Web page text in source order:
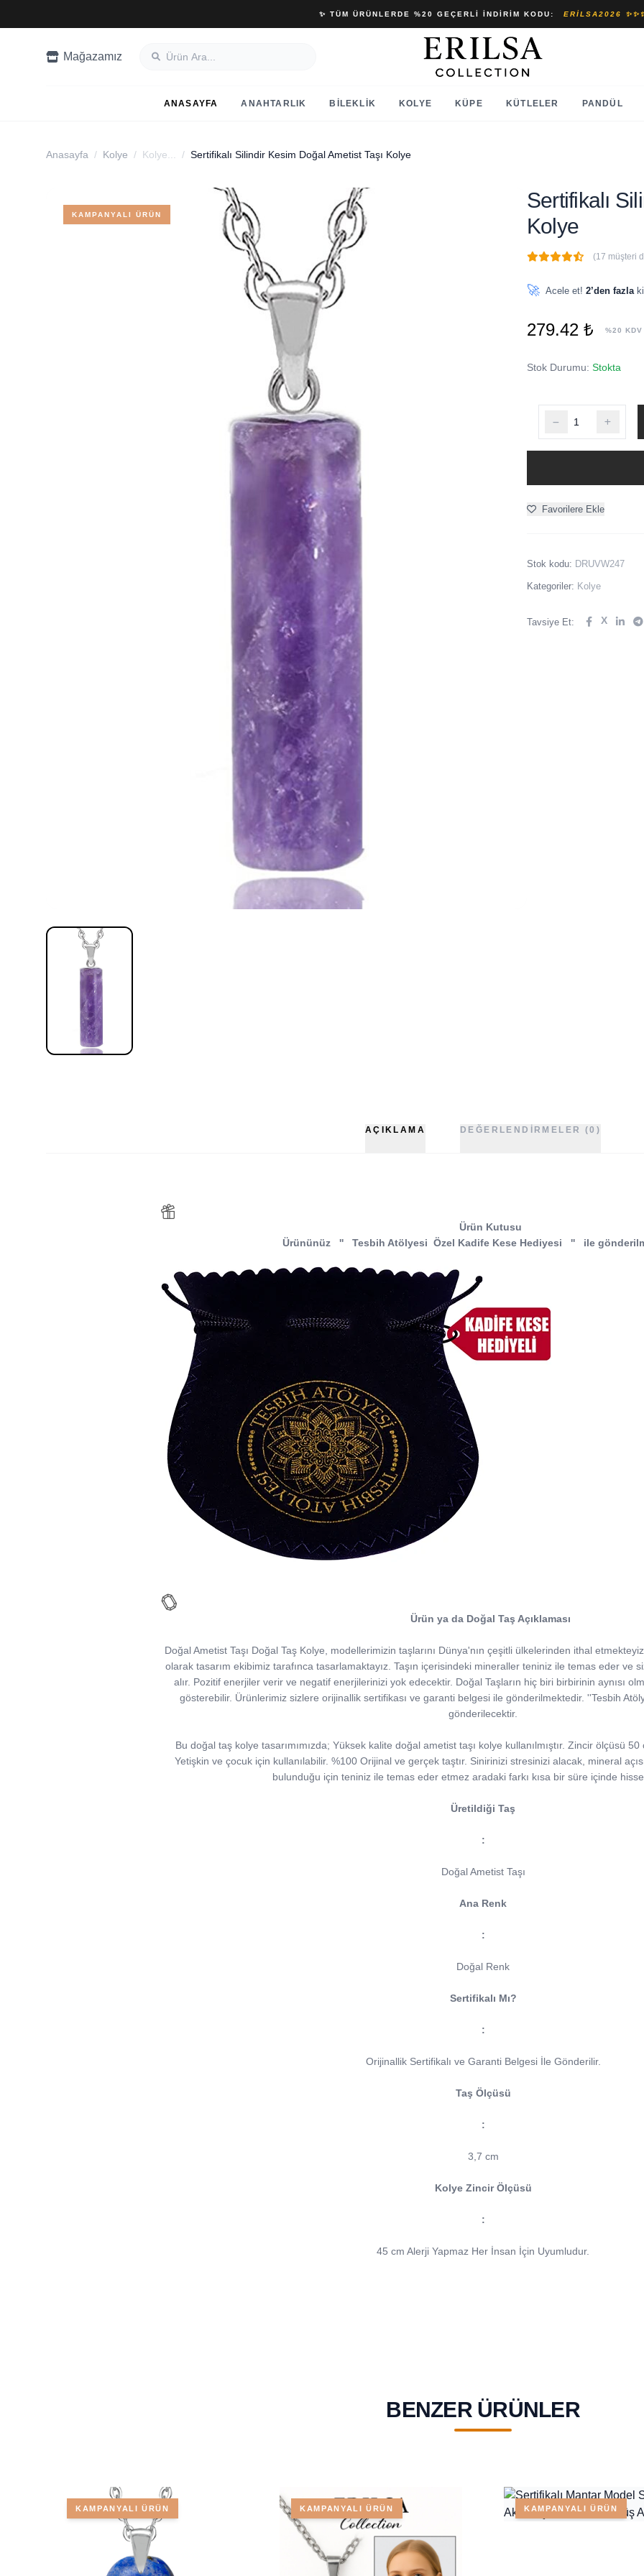
✨ TÜM ÜRÜNLERDE %20 GEÇERLI İNDIRIM KODU: ERILSA2026
Mağazamız
ANASAYFA ANAHTARLIK BILEKLIK KOLYE KÜPE KÜTLELER PANDÜL
Anasayfa / Kolye / Kolye... / Sertifikalı Silindir Kesim Doğal Ametist Taşı Kolye
KAMPANYALI ÜRÜN
Sertifikalı
Kolye
(17 müşteri
🚀 Acele et! 2’den fazla
279.42 ₺ %20 KDV
Stok Durumu: Stokta
Favorilere Ekle
Stok kodu: DRUVW247
Kategoriler: Kolye
Tavsiye Et: X
AÇIKLAMA DEĞERLENDIRMELER (0)
Ürün Kutusu
Ürününüz
'' Tesbih Atölyesi Özel Kadife Kese Hediyesi '' ile
Ürün ya da Doğal Taş Açıklaması
Doğal Ametist Taşı Doğal Taş Kolye, modellerimizin taşlarını Dünya'nın çeşitli ülkelerinden ithal
olarak tasarım ekibimiz tarafınca tasarlamaktayız. Taşın içerisindeki mineraller teniniz ile temas eder ve
alır. Pozitif enerjiler verir ve negatif enerjilerinizi yok edecektir. Doğal Taşların hiç biri birbirinin aynısı
gösterebilir. Ürünlerimiz sizlere orijinallik sertifikası ve garanti belgesi ile gönderilmektedir. ''Tesbih
gönderilecektir.
Bu doğal taş kolye tasarımımızda; Yüksek kalite doğal ametist taşı kolye kullanılmıştır. Zincir ölçüsü
Yetişkin ve çocuk için kullanılabilir. %100 Orijinal ve gerçek taştır. Sinirinizi stresinizi alacak, mineral
bulunduğu için teniniz ile temas eder etmez aradaki farkı kısa bir süre içinde
Üretildiği Taş
:
Doğal Ametist Taşı
Ana Renk
:
Doğal Renk
Sertifikalı Mı?
:
Orijinallik Sertifikalı ve Garanti Belgesi İle Gönderilir.
Taş Ölçüsü
:
3,7 cm
Kolye Zincir Ölçüsü
:
45 cm Alerji Yapmaz Her İnsan İçin Uyumludur.
BENZER ÜRÜNLER
KAMPANYALI ÜRÜN KAMPANYALI ÜRÜN KAMPANYALI ÜRÜN